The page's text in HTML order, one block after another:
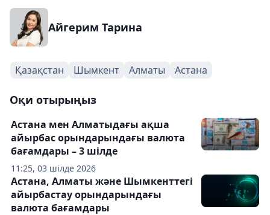
Айгерим Тарина
Қазақстан Шымкент Алматы Астана
Оқи отырыңыз
11:25, 03 шілде 2026
Астана мен Алматыдағы ақша
айырбас орындарындағы валюта
бағамдары – 3 шілде
Астана, Алматы және Шымкенттегі
айырбастау орындарындағы
валюта бағамдары